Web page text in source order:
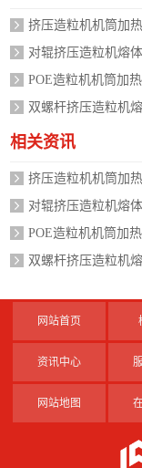
挤压造粒机机筒加
对辊挤压造粒机熔
POE造粒机机筒加
双螺杆挤压造粒机
相关资讯
挤压造粒机机筒加
对辊挤压造粒机熔
POE造粒机机筒加
双螺杆挤压造粒机
网站首页
资讯中心
网站地图